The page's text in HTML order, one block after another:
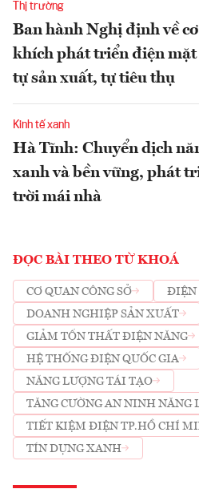
Thị trường
Ban hành Nghị định về
khích phát triển điện
tự sản xuất, tự tiêu thụ
Kinh tế xanh
Hà Tĩnh: Chuyển dịch
xanh và bền vững, phát
trời mái nhà
ĐỌC BÀI THEO TỪ KHOÁ
CƠ QUAN CÔNG SỞ
ĐIỆN
DOANH NGHIỆP SẢN XUẤT
GIẢM TỔN THẤT ĐIỆN NĂNG
HỆ THỐNG ĐIỆN QUỐC GIA
NĂNG LƯỢNG TÁI TẠO
TĂNG CƯỜNG AN NINH NĂNG
TIẾT KIỆM ĐIỆN TP.HỒ CHÍ
TÍN DỤNG XANH